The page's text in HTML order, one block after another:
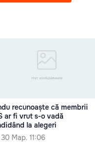
recunoaște că membrii
ar fi vrut s-o vadă
la alegeri
30 Мар. 11:06